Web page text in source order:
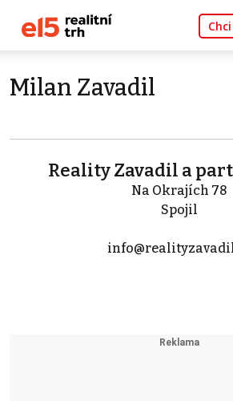
Milan Zavadil
Reality Zavadil a
Na Okrajích 78
Spojil